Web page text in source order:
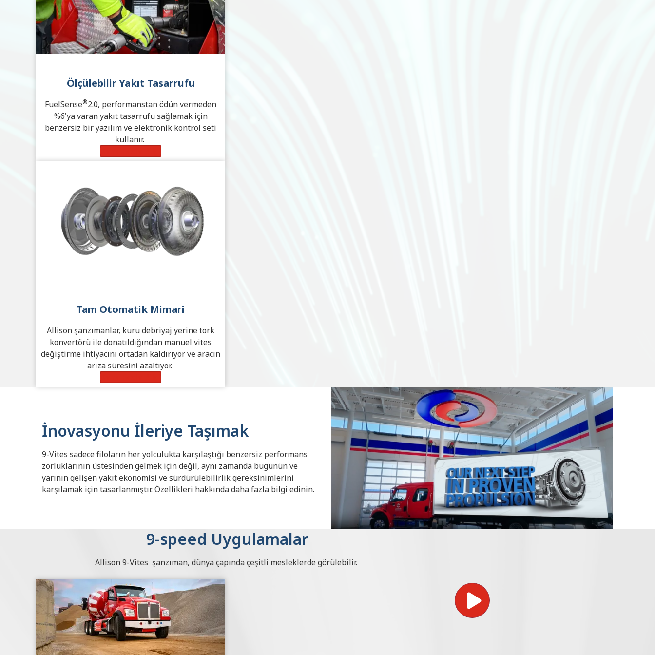
Ölçülebilir Yakıt Tasarrufu
FuelSense®2.0, performanstan ödün vermeden
%6'ya varan yakıt tasarrufu sağlamak için
benzersiz bir yazılım ve elektronik kontrol seti
kullanır.
Tam Otomatik Mimari
Allison şanzımanlar, kuru debriyaj yerine tork
konvertörü ile donatıldığından manuel vites
değiştirme ihtiyacını ortadan kaldırıyor ve aracın
arıza süresini azaltıyor.
İnovasyonu İleriye Taşımak
9-Vites sadece filoların her yolculukta karşılaştığı benzersiz performans
zorluklarının üstesinden gelmek için değil, aynı zamanda bugünün ve
yarının gelişen yakıt ekonomisi ve sürdürülebilirlik gereksinimlerini
karşılamak için tasarlanmıştır. Özellikleri hakkında daha fazla bilgi edinin.
9-speed Uygulamalar
Allison 9-Vites şanzıman, dünya çapında çeşitli mesleklerde görülebilir.